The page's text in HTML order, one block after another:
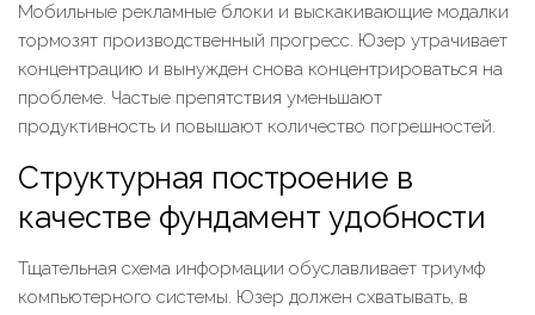
Мобильные рекламные блоки и выскакивающие модалки
тормозят производственный прогресс. Юзер утрачивает
концентрацию и вынужден снова концентрироваться на
проблеме. Частые препятствия уменьшают
продуктивность и повышают количество погрешностей.
Структурная построение в
качестве фундамент удобности
Тщательная схема информации обуславливает триумф
компьютерного системы. Юзер должен схватывать, в